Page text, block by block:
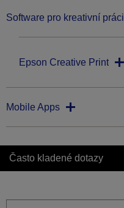
Software pro kreativní práci
Epson Creative Print
Mobile Apps
Často kladené dotazy